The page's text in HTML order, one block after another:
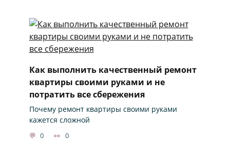
Как выполнить качественный ремонт
квартиры своими руками и не
потратить все сбережения
Почему ремонт квартиры своими руками
кажется сложной
0 0